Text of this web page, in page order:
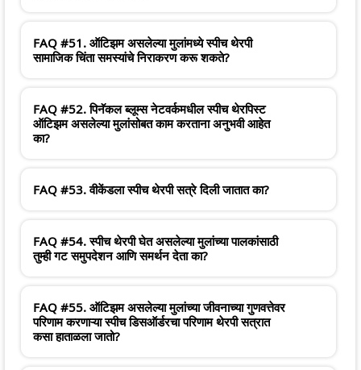
FAQ #51. ऑटिझम असलेल्या मुलांमध्ये स्पीच थेरपी
सामाजिक चिंता समस्यांचे निराकरण करू शकते?
FAQ #52. पिनॅकल ब्लूम्स नेटवर्कमधील स्पीच थेरपिस्ट
ऑटिझम असलेल्या मुलांसोबत काम करताना अनुभवी आहेत
का?
FAQ #53. वीकेंडला स्पीच थेरपी सत्रे दिली जातात का?
FAQ #54. स्पीच थेरपी घेत असलेल्या मुलांच्या पालकांसाठी
तुम्ही गट समुपदेशन आणि समर्थन देता का?
FAQ #55. ऑटिझम असलेल्या मुलांच्या जीवनाच्या गुणवत्तेवर
परिणाम करणाऱ्या स्पीच डिसऑर्डरचा परिणाम थेरपी सत्रात
कसा हाताळला जातो?